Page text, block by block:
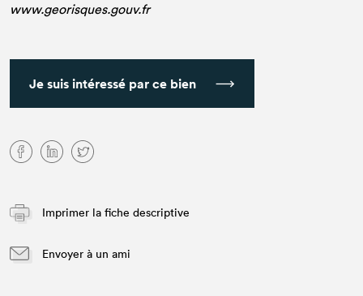
www.georisques.gouv.fr
Je suis intéressé par ce bien
Imprimer la fiche descriptive
Envoyer à un ami